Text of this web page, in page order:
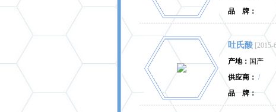
品 牌：
吐氏酸 [2015-
产地： 国产
供应商： /
品 牌：